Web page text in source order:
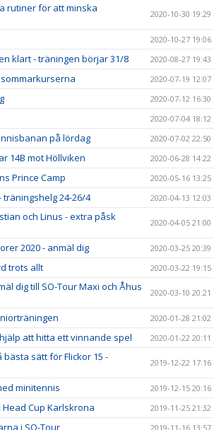
rutiner för att minska
2020-10-30 19:29
2020-10-27 19:06
klart - träningen börjar 31/8 2020-08-27 19:43
2020-07-19 12:07
2020-07-12 16:30
2020-07-04 18:12
på lördag 2020-07-02 22:50
14B mot Höllviken 2020-06-28 14:22
Prince Camp 2020-05-16 13:25
24-26/4 2020-04-13 12:03
och Linus - extra påsk
2020-04-05 21:00
2020 - anmäl dig 2020-03-25 20:39
trots allt 2020-03-22 19:15
dig till SO-Tour Maxi och Åhus
2020-03-10 20:21
2020-01-28 21:02
att hitta ett vinnande spel 2020-01-22 20:11
sätt för Flickor 15 -
2019-12-22 17:16
minitennis 2019-12-15 20:16
Cup Karlskrona 2019-11-25 21:32
i SO-Tour 2019-11-16 13:57